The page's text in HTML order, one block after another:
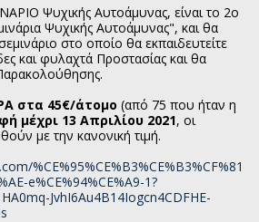
Ψυχικής Αυτοάμυνας, είναι το 2ο
Ψυχικής Αυτοάμυνας", και θα
στο οποίο θα εκπαιδευτείτε
και φυλαχτά Προστασίας και θα
στα 45€/άτομο (από 75 που ήταν η
μέχρι 13 Απριλίου 2021, οι
με την κανονική τιμή.
%CE%95%CE%B3%CE%B3%CF%81
e%CE%94%CE%A9-1?
JvhI6Au4B14Iogcn4CDFHE-